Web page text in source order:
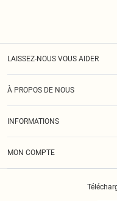
LAISSEZ-NOUS VOUS AIDER
À PROPOS DE NOUS
INFORMATIONS
MON COMPTE